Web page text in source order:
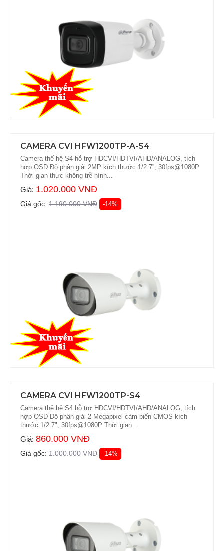
CAMERA CVI HFW1200TP-A-S4
Camera thế hệ S4 hỗ trợ HDCVI/HDTVI/AHD/ANALOG, tích
hợp OSD Độ phân giải 2MP kích thước 1/2.7”, 30fps@1080P
Thời gian thực không trễ hình...
Giá: 1.020.000 VNĐ
Giá gốc: 1.190.000 VNĐ -14%
CAMERA CVI HFW1200TP-S4
Camera thế hệ S4 hỗ trợ HDCVI/HDTVI/AHD/ANALOG, tích
hợp OSD Độ phân giải 2 Megapixel cảm biến CMOS kích
thước 1/2.7", 30fps@1080P Thời gian...
Giá: 860.000 VNĐ
Giá gốc: 1.000.000 VNĐ -14%